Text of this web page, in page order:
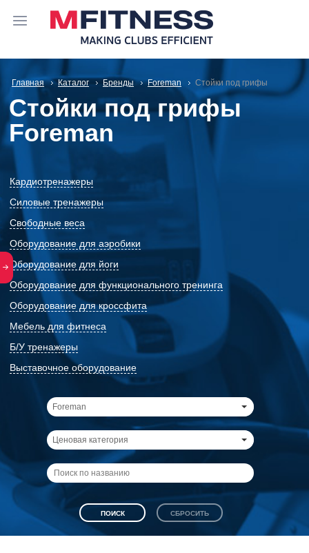
Главная Каталог Бренды Foreman Стойки под грифы
Стойки под грифы
Foreman
Кардиотренажеры
Силовые тренажеры
Свободные веса
Оборудование для аэробики
Оборудование для йоги
Оборудование для функционального тренинга
Оборудование для кроссфита
Мебель для фитнеса
Б/У тренажеры
Выставочное оборудование
Foreman
Ценовая категория